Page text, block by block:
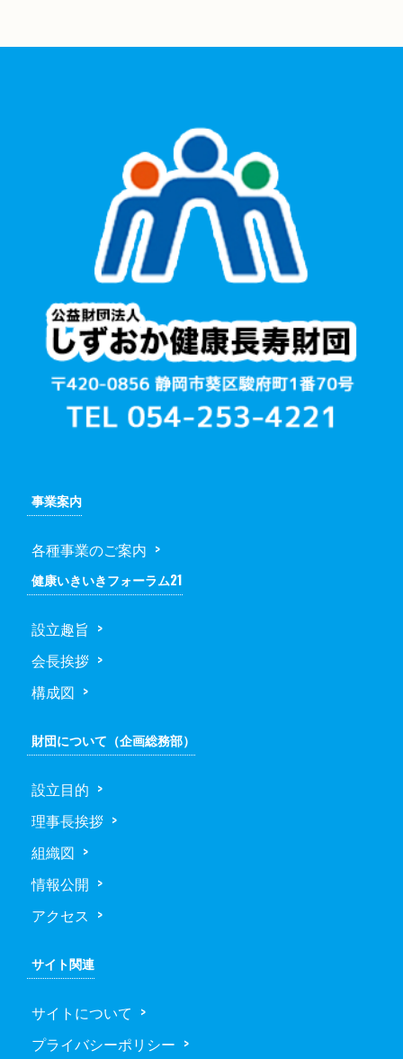
事業案内
各種事業のご案内
健康いきいきフォーラム21
設立趣旨
会長挨拶
構成図
財団について（企画総務部）
設立目的
理事長挨拶
組織図
情報公開
アクセス
サイト関連
サイトについて
プライバシーポリシー